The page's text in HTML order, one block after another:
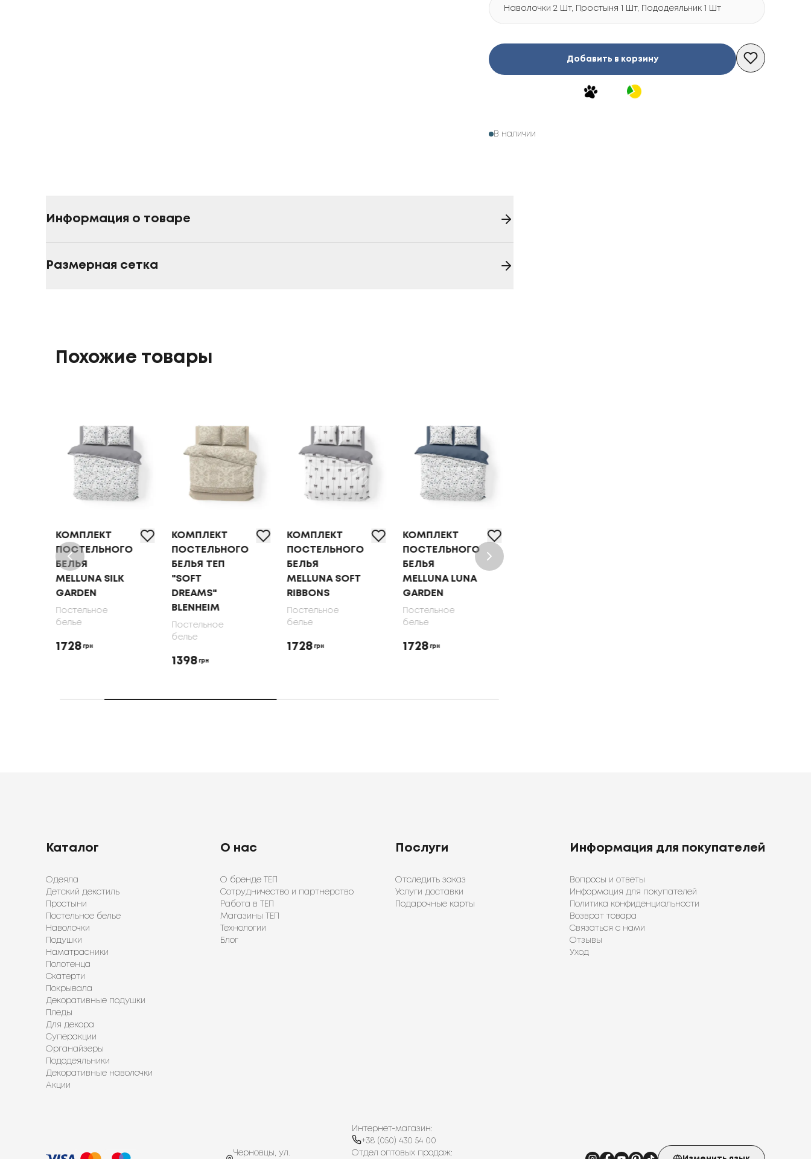
Наволочки 2 Шт, Простыня 1 Шт, Пододеяльник 1 Шт
Добавить в корзину
В наличии
Информация о товаре
Размерная сетка
Похожие товары
КОМПЛЕКТ
ПОСТЕЛЬНОГО
БЕЛЬЯ
MELLUNA SILK
GARDEN
Постельное
белье
1728 грн
КОМПЛЕКТ
ПОСТЕЛЬНОГО
БЕЛЬЯ ТЕП
"SOFT
DREAMS"
BLENHEIM
Постельное
белье
1398 грн
КОМПЛЕКТ
ПОСТЕЛЬНОГО
БЕЛЬЯ
MELLUNA SOFT
RIBBONS
Постельное
белье
1728 грн
КОМПЛЕКТ
ПОСТЕЛЬНОГО
БЕЛЬЯ
MELLUNA LUNA
GARDEN
Постельное
белье
1728 грн
Каталог
Одеяла
Детский декстиль
Простыни
Постельное белье
Наволочки
Подушки
Наматрасники
Полотенца
Скатерти
Покрывала
Декоративные подушки
Пледы
Для декора
Суперакции
Органайзеры
Пододеяльники
Декоративные наволочки
Акции
О нас
О бренде ТЕП
Сотрудничество и партнерство
Работа в ТЕП
Магазины ТЕП
Технологии
Блог
Послуги
Отследить заказ
Услуги доставки
Подарочные карты
Информация для покупателей
Вопросы и ответы
Информация для покупателей
Политика конфиденциальности
Возврат товара
Связаться с нами
Отзывы
Уход
Черновцы, ул.
Интернет-магазин:
+38 (050) 430 54 00
Отдел оптовых продаж: